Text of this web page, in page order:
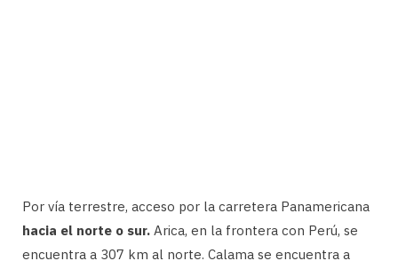
Por vía terrestre, acceso por la carretera Panamericana
hacia el norte o sur. Arica, en la frontera con Perú, se
encuentra a 307 km al norte. Calama se encuentra a